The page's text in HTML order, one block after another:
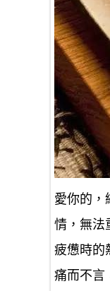
愛你的，
情，無法
疲憊時的
痛而不言